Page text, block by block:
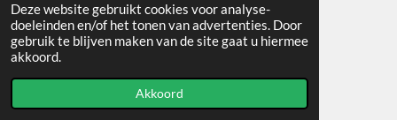
Deze website gebruikt cookies voor analyse-
doeleinden en/of het tonen van advertenties. Door
gebruik te blijven maken van de site gaat u hiermee
akkoord.
Akkoord
Algemene voorwaarden
© 2021 - RC en mineralenshop Het vlinderpad